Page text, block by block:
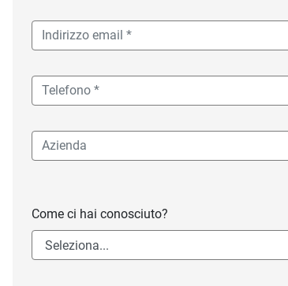
Come ci hai conosciuto?